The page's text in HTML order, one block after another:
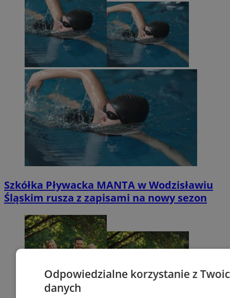
Szkółka Pływacka MANTA w Wodzisławiu
Śląskim rusza z zapisami na nowy sezon
Odpowiedzialne korzystanie z
danych